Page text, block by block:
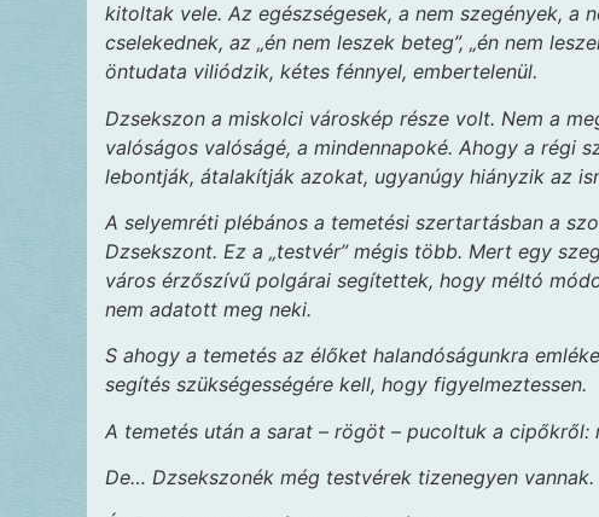
kitoltak vele. Az egészségesek, a nem szegények, a
cselekednek, az „én nem leszek beteg”, „én nem
öntudata viliódzik, kétes fénnyel, embertelenül.
Dzsekszon a miskolci városkép része volt. Nem a
valóságos valóságé, a mindennapoké. Ahogy a régi
lebontják, átalakítják azokat, ugyanúgy hiányzik az
A selyemréti plébános a temetési szertartásban a
Dzsekszont. Ez a „testvér” mégis több. Mert egy
város érzőszívű polgárai segítettek, hogy méltó
nem adatott meg neki.
S ahogy a temetés az élőket halandóságunkra
segítés szükségességére kell, hogy figyelmeztessen.
A temetés után a sarat – rögöt – pucoltuk a cipőkről:
De… Dzsekszonék még testvérek tizenegyen vannak.